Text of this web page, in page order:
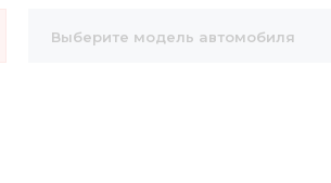
Выберите модель автомобиля